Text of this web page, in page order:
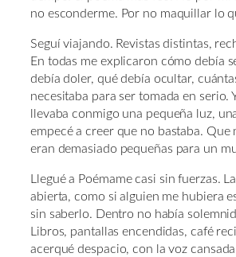
no esconderme. Por no maquillar lo
Seguí viajando. Revistas distintas,
En todas me explicaron cómo debía
debía doler, qué debía ocultar,
necesitaba para ser tomada en serio.
llevaba conmigo una pequeña luz,
empecé a creer que no bastaba. Que
eran demasiado pequeñas para un
Llegué a Poémame casi sin fuerzas.
abierta, como si alguien me hubiera
sin saberlo. Dentro no había
Libros, pantallas encendidas, café
acerqué despacio, con la voz